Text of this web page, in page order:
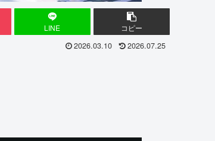
LINE コピー
2026.03.10 2026.07.25